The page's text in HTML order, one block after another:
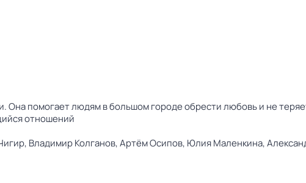
Она помогает людям в большом городе обрести любовь и не
отношений
Владимир Колганов,Артём Осипов, Юлия Маленкина,